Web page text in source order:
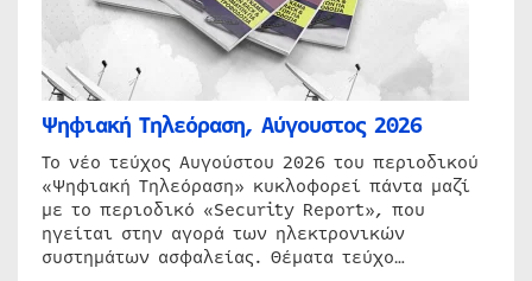
Ψηφιακή Τηλεόραση, Αύγουστος 2026
Το νέο τεύχος Αυγούστου 2026 του περιοδικού
«Ψηφιακή Τηλεόραση» κυκλοφορεί πάντα μαζί
με το περιοδικό «Security Report», που
ηγείται στην αγορά των ηλεκτρονικών
συστημάτων ασφαλείας. Θέματα τεύχο…